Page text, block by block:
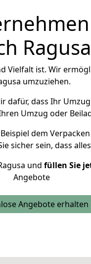
Ragusa
Vielfalt ist. Wir
umzuziehen.
dafür, dass Ihr
Umzug oder
dem
sicher sein, dass alles
und füllen Sie
Angebote
Angebote erhalten